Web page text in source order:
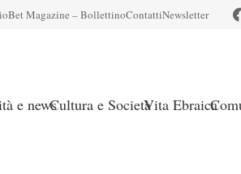
Bet Magazine – BollettinoContattiNewsletter
e newsCultura e SocietàVita Ebraica